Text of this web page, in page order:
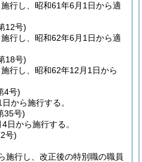
行し、昭和61年6月1日から適
12号)
行し、昭和62年6月1日から適
18号)
行し、昭和62年12月1日から
4号)
から施行する。
35号)
日から施行する。
号)
施行し、改正後の特別職の職員